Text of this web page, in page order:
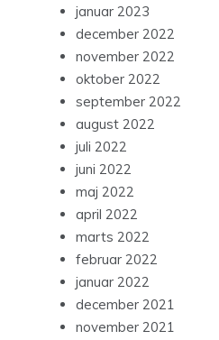
januar 2023
december 2022
november 2022
oktober 2022
september 2022
august 2022
juli 2022
juni 2022
maj 2022
april 2022
marts 2022
februar 2022
januar 2022
december 2021
november 2021